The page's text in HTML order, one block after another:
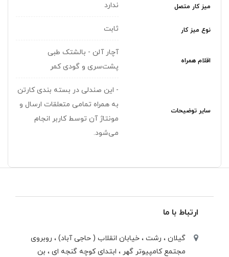
میز کار متصل ندارد
نوع میز کار ثابت
اقلام همراه
آچار آلن - بالشتک طبی
پشت‌سری و گودی کمر
سایر توضیحات
- این صندلی در بسته بندی کارتن
به همراه تمامی متعلقات ارسال و
مونتاژ آن توسط کاربر انجام
می‌شود.
ارتباط با ما
گیلان ، رشت ، خيابان انقلاب ( حاجی آباد) ، روبروی
مجتمع كامپيوتر گهر ، ابتدای كوچه گنجه ای ، بن